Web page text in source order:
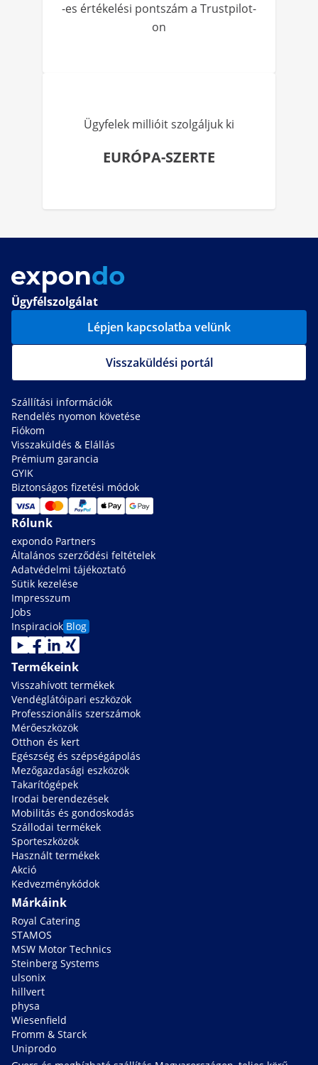
-es értékelési pontszám a Trustpilot-
on
Ügyfelek millióit szolgáljuk ki
EURÓPA-SZERTE
Ügyfélszolgálat
Lépjen kapcsolatba velünk
Visszaküldési portál
Szállítási információk
Rendelés nyomon követése
Fiókom
Visszaküldés & Elállás
Prémium garancia
GYIK
Biztonságos fizetési módok
Rólunk
expondo Partners
Általános szerződési feltételek
Adatvédelmi tájékoztató
Sütik kezelése
Impresszum
Jobs
Inspiraciok Blog
Termékeink
Visszahívott termékek
Vendéglátóipari eszközök
Professzionális szerszámok
Mérőeszközök
Otthon és kert
Egészség és szépségápolás
Mezőgazdasági eszközök
Takarítógépek
Irodai berendezések
Mobilitás és gondoskodás
Szállodai termékek
Sporteszközök
Használt termékek
Akció
Kedvezménykódok
Márkáink
Royal Catering
STAMOS
MSW Motor Technics
Steinberg Systems
ulsonix
hillvert
physa
Wiesenfield
Fromm & Starck
Uniprodo